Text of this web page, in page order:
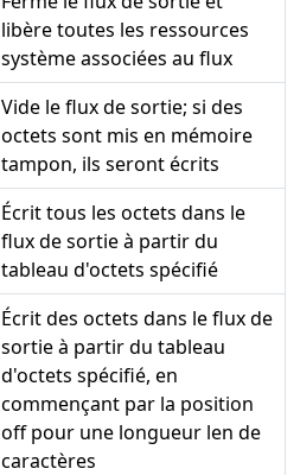
libère toutes les ressources
système associées au flux
Vide le flux de sortie; si des
octets sont mis en mémoire
tampon, ils seront écrits
Écrit tous les octets dans le
flux de sortie à partir du
tableau d'octets spécifié
Écrit des octets dans le flux de
sortie à partir du tableau
d'octets spécifié, en
commençant par la position
off pour une longueur len de
caractères